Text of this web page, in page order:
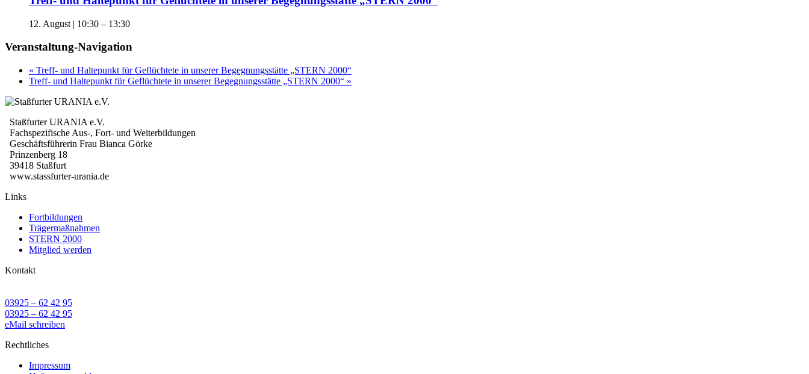
12. August | 10:30 – 13:30
Veranstaltung-Navigation
« Treff- und Haltepunkt für Geflüchtete in unserer Begegnungsstätte „STERN 2000“
Treff- und Haltepunkt für Geflüchtete in unserer Begegnungsstätte „STERN 2000“ »
Staßfurter URANIA e.V.
Fachspezifische Aus-, Fort- und Weiterbildungen
Geschäftsführerin Frau Bianca Görke
Prinzenberg 18
39418 Staßfurt
www.stassfurter-urania.de
Links
Fortbildungen
Trägermaßnahmen
STERN 2000
Mitglied werden
Kontakt
03925 – 62 42 95
03925 – 62 42 95
eMail schreiben
Rechtliches
Impressum